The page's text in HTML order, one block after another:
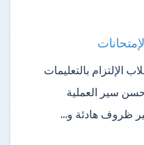
الإلتزام بالتعليمات
حسن سير العملية
ظروف هادئة و…